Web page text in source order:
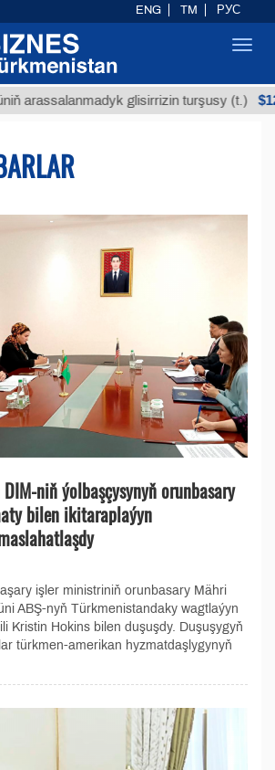
glisirrizin turşusy (t.) $12935,18
niň ýolbaşçysynyň orunbasary
bilen ikitaraplaýyn
işler ministriniň orunbasary Mähri
ABŞ-nyň Türkmenistandaky wagtlaýyn
Kristin Hokins bilen duşuşdy. Duşuşygyň
türkmen-amerikan hyzmatdaşlygynyň
ENG TM РУС